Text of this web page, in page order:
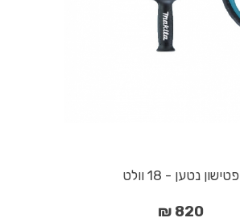
פטישון נטען - 18 וולט
820 ₪